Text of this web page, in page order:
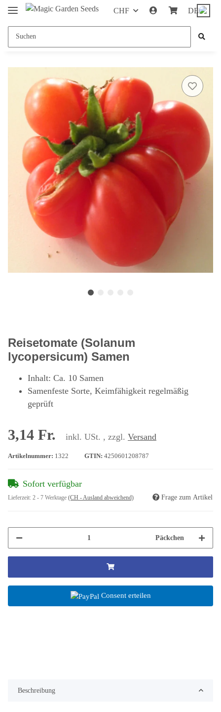
CHF DE
Reisetomate (Solanum
lycopersicum) Samen
Inhalt: Ca. 10 Samen
Samenfeste Sorte, Keimfähigkeit regelmäßig
geprüft
3,14 Fr. inkl. USt. , zzgl. Versand
Artikelnummer: 1322 GTIN: 4250601208787
Sofort verfügbar
Lieferzeit: 2 - 7 Werktage (CH - Ausland abweichend) Frage zum Artikel
Päckchen
Consent erteilen
Beschreibung